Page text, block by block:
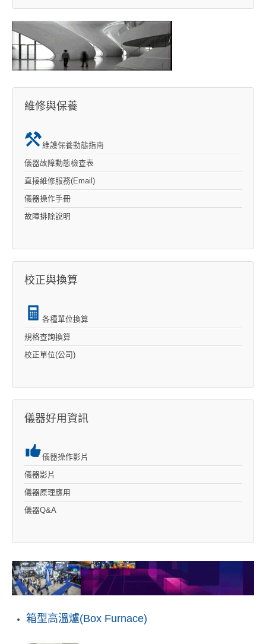
維修與保養
維護保養動態指南
儀器故障動態檢查表
直接維修服務(Email)
儀器操作手冊
故障排除說明
校正與換算
各種單位換算
規格查詢換算
校正單位(公司)
儀器好用資訊
儀器操作影片
儀器影片
儀器原理應用
儀器Q&A
箱型高溫爐(Box Furnace)